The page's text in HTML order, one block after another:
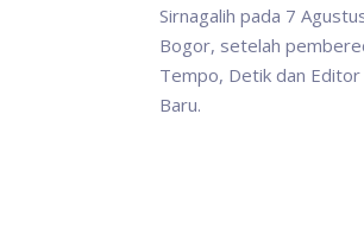
Sirnagalih pada 7
Bogor, setelah
Tempo, Detik dan
Baru.